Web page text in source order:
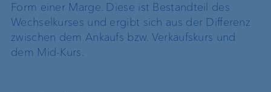
Form einer Marge. Diese ist Bestandteil des
Wechselkurses und ergibt sich aus der Differenz
zwischen dem Ankaufs bzw. Verkaufskurs und
dem Mid-Kurs.